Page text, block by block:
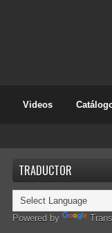
Videos
TRADUCTOR
Powered by